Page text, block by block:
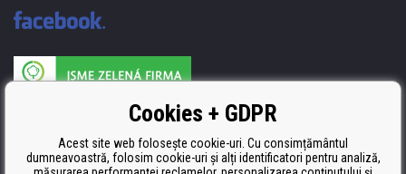
Producătorul umpluturii de rezervă este certificat
ISO 9001, ISO 14001 şi STMC.Cookies + GDPR
Acest site web folosește cookie-uri. Cu consimțământul
dumneavoastră, folosim cookie-uri și alți identificatori pentru analiză,